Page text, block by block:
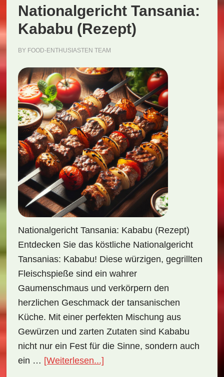
Nationalgericht Tansania:
Kababu (Rezept)
BY FOOD-ENTHUSIASTEN TEAM
Nationalgericht Tansania: Kababu (Rezept)
Entdecken Sie das köstliche Nationalgericht
Tansanias: Kababu! Diese würzigen, gegrillten
Fleischspieße sind ein wahrer
Gaumenschmaus und verkörpern den
herzlichen Geschmack der tansanischen
Küche. Mit einer perfekten Mischung aus
Gewürzen und zarten Zutaten sind Kababu
nicht nur ein Fest für die Sinne, sondern auch
ein … [Weiterlesen...]ÜberNationalgericht